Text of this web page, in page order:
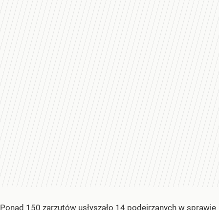
Ponad 150 zarzutów usłyszało 14 podejrzanych w sprawie